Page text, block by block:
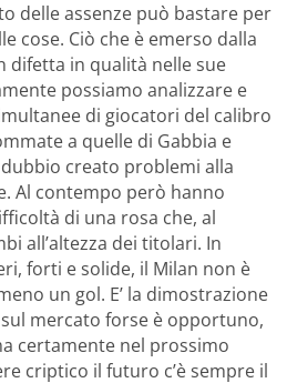
delle assenze può bastare per
cose. Ciò che è emerso dalla
difetta in qualità nelle sue
possiamo analizzare e
di giocatori del calibro
a quelle di Gabbia e
creato problemi alla
Al contempo però hanno
di una rosa che, al
all’altezza dei titolari. In
forti e solide, il Milan non è
un gol. E’ la dimostrazione
mercato forse è opportuno,
certamente nel prossimo
criptico il futuro c’è sempre il